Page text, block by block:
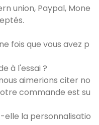
union, Paypal, Mone
fois que vous avez p
à l'essai ?
aimerions citer no
commande est su
la personnalisatio